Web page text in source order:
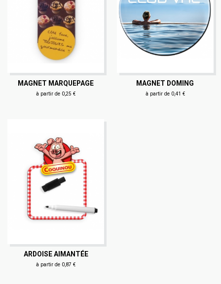
MAGNET MARQUEPAGE
à partir de 0,25 €
MAGNET DOMING
à partir de 0,41 €
ARDOISE AIMANTÉE
à partir de 0,87 €